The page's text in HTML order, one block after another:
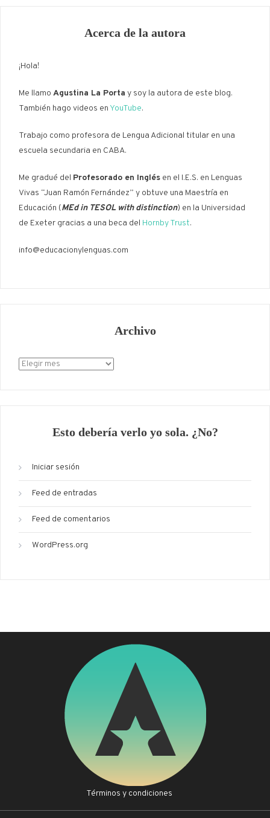
Acerca de la autora
¡Hola!
Me llamo Agustina La Porta y soy la autora de este blog.
También hago videos en YouTube.
Trabajo como profesora de Lengua Adicional titular en una
escuela secundaria en CABA.
Me gradué del Profesorado en Inglés en el I.E.S. en Lenguas
Vivas “Juan Ramón Fernández” y obtuve una Maestría en
Educación (MEd in TESOL with distinction) en la Universidad
de Exeter gracias a una beca del Hornby Trust.
info@educacionylenguas.com
Archivo
Archivo
Esto debería verlo yo sola. ¿No?
Iniciar sesión
Feed de entradas
Feed de comentarios
WordPress.org
Términos y condiciones